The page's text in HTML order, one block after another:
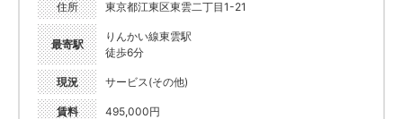
住所 東京都江東区東雲二丁目1-21
最寄駅
りんかい線東雲駅
徒歩6分
現況 サービス(その他)
賃料 495,000円